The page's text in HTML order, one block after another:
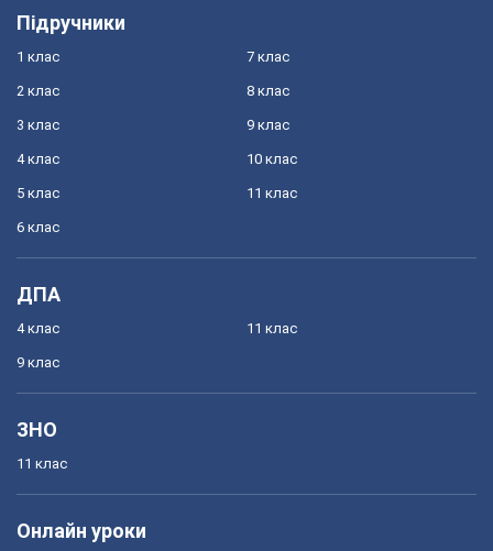
Підручники
1 клас
2 клас
3 клас
4 клас
5 клас
6 клас
7 клас
8 клас
9 клас
10 клас
11 клас
ДПА
4 клас
9 клас
11 клас
ЗНО
11 клас
Онлайн уроки